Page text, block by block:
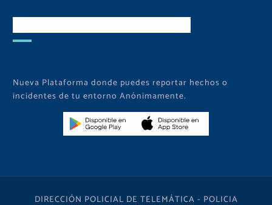
Nueva Plataforma donde puedes reportar hechos o
incidentes de tu entorno Anónimamente.
DIRECCIÓN POLICIAL DE TELEMÁTICA - POLICIA